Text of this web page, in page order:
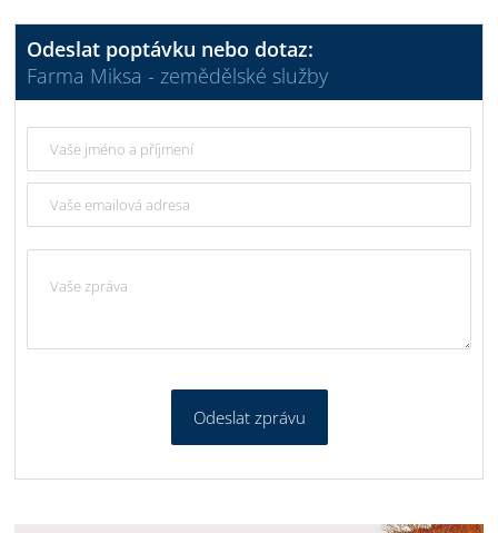
Odeslat poptávku nebo dotaz:
Farma Miksa - zemědělské služby
Odeslat zprávu